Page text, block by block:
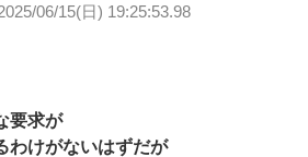
06/15(日) 19:25:53.98
要求が
わけがないはずだが